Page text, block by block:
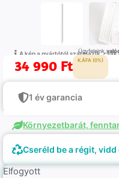
A kép a gyártótól származik,
Ügyfeleink
34 990 Ft K.ÁFA (0%)
1 év garancia
Környezetbarát,
Cseréld be a régit,
Elfogyott